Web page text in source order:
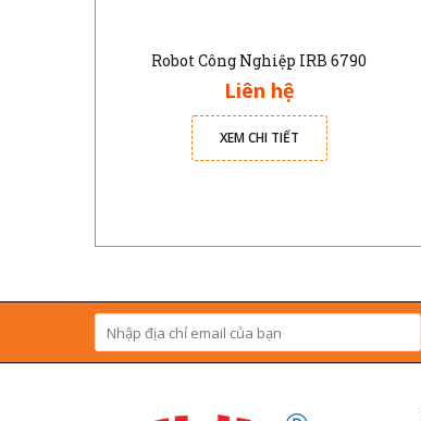
Robot Công Nghiệp IRB 6790
Liên hệ
XEM CHI TIẾT